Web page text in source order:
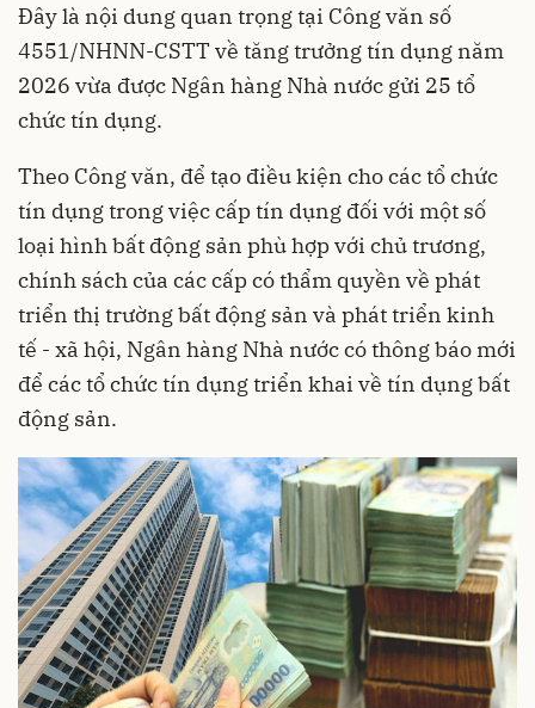
Đây là nội dung quan trọng tại Công văn số
4551/NHNN-CSTT về tăng trưởng tín dụng năm
2026 vừa được Ngân hàng Nhà nước gửi 25 tổ
chức tín dụng.
Theo Công văn, để tạo điều kiện cho các tổ chức
tín dụng trong việc cấp tín dụng đối với một số
loại hình bất động sản phù hợp với chủ trương,
chính sách của các cấp có thẩm quyền về phát
triển thị trường bất động sản và phát triển kinh
tế - xã hội, Ngân hàng Nhà nước có thông báo mới
để các tổ chức tín dụng triển khai về tín dụng bất
động sản.